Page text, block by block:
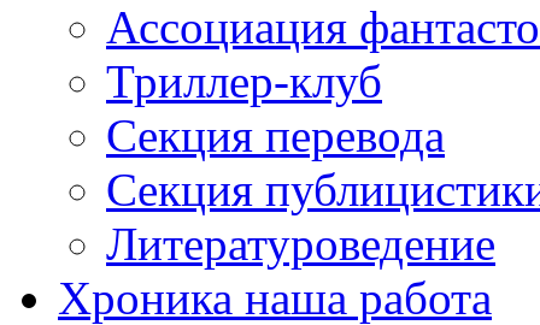
Ассоциация
Триллер-клуб
Секция перевода
Секция
Литературоведение
Хроника наша работа